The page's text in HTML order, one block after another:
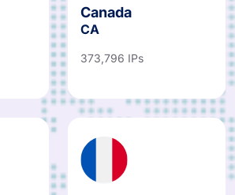
Canada
CA
373,796 IPs